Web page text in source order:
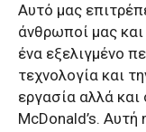
Αυτό μας
άνθρωποί μας
ένα εξελιγμένο
τεχνολογία και
εργασία αλλά
McDonald’s. Αυτή